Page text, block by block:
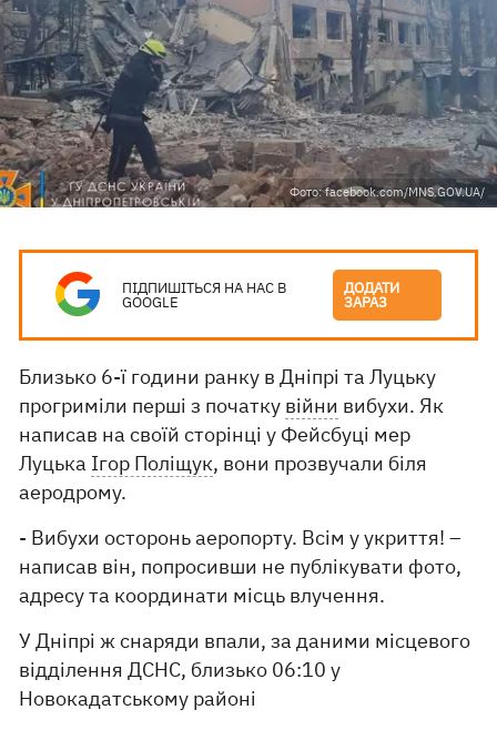
Фото: facebook.com/MNS.GOV.UA/
ПІДПИШІТЬСЯ НА НАС В
GOOGLE
ДОДАТИ
ЗАРАЗ
Близько 6-ї години ранку в Дніпрі та Луцьку
прогриміли перші з початку війни вибухи. Як
написав на своїй сторінці у Фейсбуці мер
Луцька Ігор Поліщук, вони прозвучали біля
аеродрому.
- Вибухи осторонь аеропорту. Всім у укриття! –
написав він, попросивши не публікувати фото,
адресу та координати місць влучення.
У Дніпрі ж снаряди впали, за даними місцевого
відділення ДСНС, близько 06:10 у
Новокадатському районі